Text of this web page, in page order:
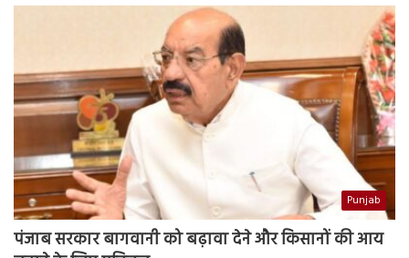
Punjab
पंजाब सरकार बागवानी को बढ़ावा देने और किसानों की आय